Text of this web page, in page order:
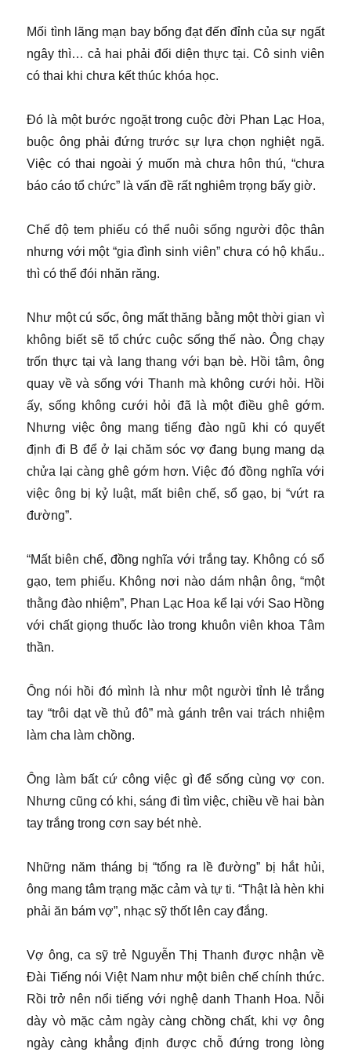
Mối tình lãng mạn bay bổng đạt đến đỉnh của sự ngất
ngây thì… cả hai phải đối diện thực tại. Cô sinh viên
có thai khi chưa kết thúc khóa học.
Đó là một bước ngoặt trong cuộc đời Phan Lạc Hoa,
buộc ông phải đứng trước sự lựa chọn nghiệt ngã.
Việc có thai ngoài ý muốn mà chưa hôn thú, “chưa
báo cáo tổ chức” là vấn đề rất nghiêm trọng bấy giờ.
Chế độ tem phiếu có thể nuôi sống người độc thân
nhưng với một “gia đình sinh viên” chưa có hộ khẩu..
thì có thể đói nhăn răng.
Như một cú sốc, ông mất thăng bằng một thời gian vì
không biết sẽ tổ chức cuộc sống thế nào. Ông chạy
trốn thực tại và lang thang với bạn bè. Hồi tâm, ông
quay về và sống với Thanh mà không cưới hỏi. Hồi
ấy, sống không cưới hỏi đã là một điều ghê gớm.
Nhưng việc ông mang tiếng đào ngũ khi có quyết
định đi B để ở lại chăm sóc vợ đang bụng mang dạ
chửa lại càng ghê gớm hơn. Việc đó đồng nghĩa với
việc ông bị kỷ luật, mất biên chế, sổ gạo, bị “vứt ra
đường”.
“Mất biên chế, đồng nghĩa với trắng tay. Không có sổ
gạo, tem phiếu. Không nơi nào dám nhận ông, “một
thằng đào nhiệm”, Phan Lạc Hoa kể lại với Sao Hồng
với chất giọng thuốc lào trong khuôn viên khoa Tâm
thần.
Ông nói hồi đó mình là như một người tỉnh lẻ trắng
tay “trôi dạt về thủ đô” mà gánh trên vai trách nhiệm
làm cha làm chồng.
Ông làm bất cứ công việc gì để sống cùng vợ con.
Nhưng cũng có khi, sáng đi tìm việc, chiều về hai bàn
tay trắng trong cơn say bét nhè.
Những năm tháng bị “tống ra lề đường” bị hắt hủi,
ông mang tâm trạng mặc cảm và tự ti. “Thật là hèn khi
phải ăn bám vợ”, nhạc sỹ thốt lên cay đắng.
Vợ ông, ca sỹ trẻ Nguyễn Thị Thanh được nhận về
Đài Tiếng nói Việt Nam như một biên chế chính thức.
Rồi trở nên nổi tiếng với nghệ danh Thanh Hoa. Nỗi
dày vò mặc cảm ngày càng chồng chất, khi vợ ông
ngày càng khẳng định được chỗ đứng trong lòng